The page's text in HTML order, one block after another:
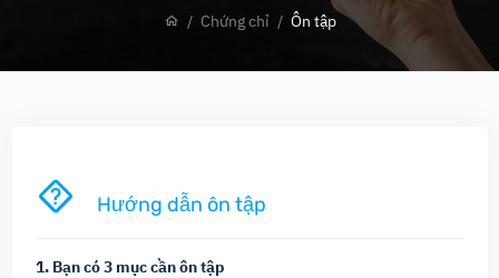
Chứng chỉ Ôn tập
Hướng dẫn ôn tập
1. Bạn có3mục cần ôn tập